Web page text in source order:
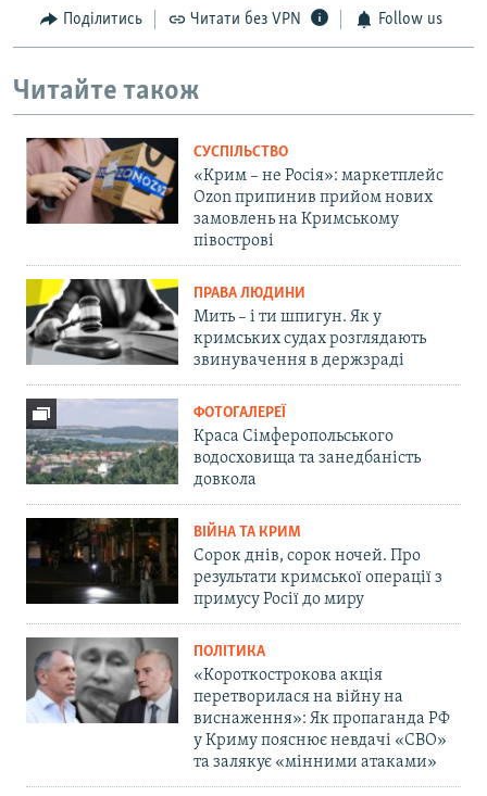
Поділитись Читати без VPN Follow us
Читайте також
СУСПІЛЬСТВО
«Крим – не Росія»: маркетплейс
Ozon припинив прийом нових
замовлень на Кримському
півострові
ПРАВА ЛЮДИНИ
Мить – і ти шпигун. Як у
кримських судах розглядають
звинувачення в держзраді
ФОТОГАЛЕРЕЇ
Краса Сімферопольського
водосховища та занедбаність
довкола
ВІЙНА ТА КРИМ
Сорок днів, сорок ночей. Про
результати кримської операції з
примусу Росії до миру
ПОЛІТИКА
«Короткострокова акція
перетворилася на війну на
виснаження»: Як пропаганда РФ
у Криму пояснює невдачі «СВО»
та залякує «мінними атаками»